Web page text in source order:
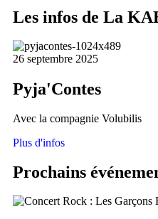
Les infos de La
26 septembre 2025
Pyja'Contes
Avec la compagnie Volubilis
Plus d'infos
Prochains